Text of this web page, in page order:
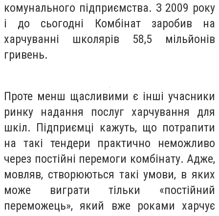
комунального підприємства. З 2009 року
і до сьогодні Комбінат заробив на
харчуванні школярів 58,5 мільйонів
гривень.
Проте менш щасливими є інші учасники
ринку надання послуг харчування для
шкіл. Підприємці кажуть, що потрапити
на такі тендери практично неможливо
через постійні перемоги комбінату. Адже,
мовляв, створюються такі умови, в яких
може виграти тільки «постійний
переможець», який вже роками харчує